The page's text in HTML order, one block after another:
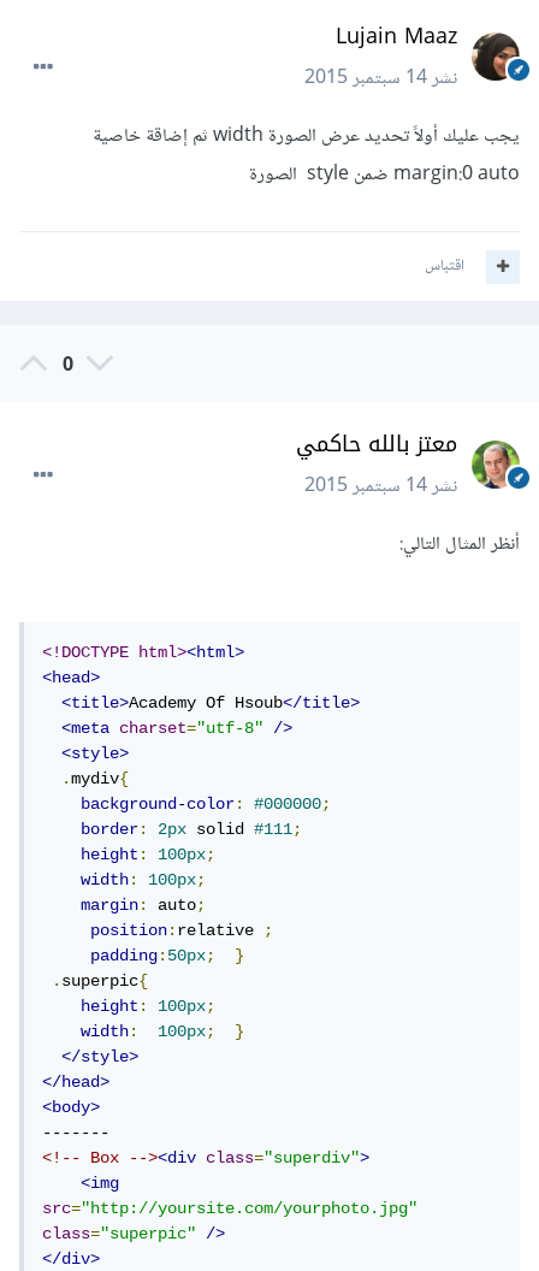
Lujain Maaz
نشر14 سبتمبر 2015
يجب عليك أولاً تحديد عرض الصورة width ثم إضاقة خاصية
margin:0 auto ضمن style الصورة
اقتباس
0
معتز بالله حاكمي
نشر14 سبتمبر 2015
أنظر المثال التالي:
<!DOCTYPE html><html>
<head>
<title>Academy Of Hsoub</title>
<meta
charset="utf-8"
/>
<style>
.mydiv{
background-color: #000000;
border: 2px solid #111;
height: 100px;
width: 100px;
margin: auto;
position:relative ;
padding:50px;
}
.superpic{
height: 100px;
width: 100px;
}
</style>
</head>
<body>
<!-- Box --><div class="superdiv">
<img
src="http://yoursite.com/yourphoto.jpg"
class="superpic"
/>
</div>